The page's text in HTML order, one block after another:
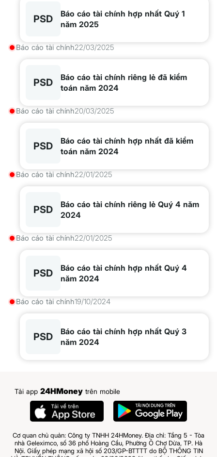
PSD
Báo cáo tài chính hợp nhất Quý 1
năm 2025
Báo cáo tài chính22/03/2025
PSD
Báo cáo tài chính riêng lẻ đã kiểm
toán năm 2024
Báo cáo tài chính20/03/2025
PSD
Báo cáo tài chính hợp nhất đã kiểm
toán năm 2024
Báo cáo tài chính22/01/2025
PSD
Báo cáo tài chính riêng lẻ Quý 4 năm
2024
Báo cáo tài chính22/01/2025
PSD
Báo cáo tài chính hợp nhất Quý 4
năm 2024
Báo cáo tài chính19/10/2024
PSD
Báo cáo tài chính hợp nhất Quý 3
năm 2024
Tải app 24HMoney trên mobile
Cơ quan chủ quản: Công ty TNHH 24HMoney. Địa chỉ: Tầng 5 - Tòa
nhà Geleximco, số 36 phố Hoàng Cầu, Phường Ô Chợ Dừa, TP. Hà
Nội. Giấy phép mạng xã hội số 203/GP-BTTTT do BỘ THÔNG TIN